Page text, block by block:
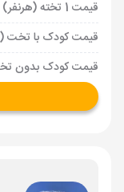
قیمت 1 تخته (هرنفر)
قیمت کودک با تخت
قیمت کودک بدون